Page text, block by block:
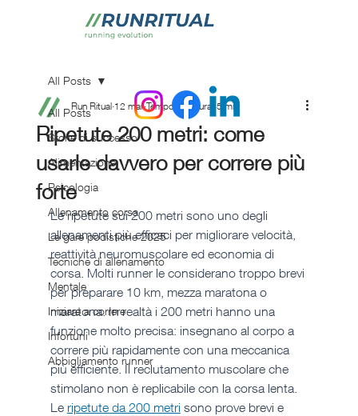
All Posts
Storie di successo
Alimentazione
Psicologia
Allenamento corsa
Le gare podistiche 2025
Tecniche di allenamento
Mentale
Iniziare a correre
Infortuni
Abbigliamento runner
All Posts
Ripetute 200 metri: come
usarle davvero per correre più
forte
Run Ritual 12 mar Tempo di lettura: 5 min
Le ripetute sui 200 metri sono uno degli
allenamenti più efficaci per migliorare velocità,
reattività neuromuscolare ed economia di
corsa. Molti runner le considerano troppo brevi
per preparare 10 km, mezza maratona o
maratona. In realtà i 200 metri hanno una
funzione molto precisa: insegnano al corpo a
correre più rapidamente con una meccanica
più efficiente. Il reclutamento muscolare che
stimolano non è replicabile con la corsa lenta.
Le ripetute da 200 metri sono prove brevi e